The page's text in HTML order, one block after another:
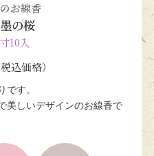
お線香
の桜
10入
税込価格）
です。
美しいデザインのお線香で